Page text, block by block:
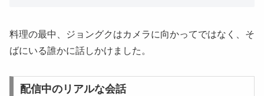
料理の最中、ジョングクはカメラに向かってではなく、そ
ばにいる誰かに話しかけました。
配信中のリアルな会話